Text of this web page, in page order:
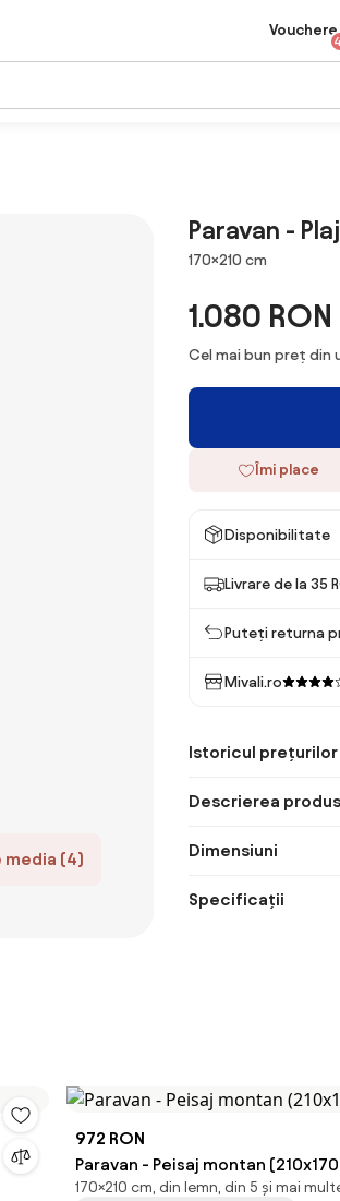
Vouchere
(4)
Paravan -
Dimensiuni
170×210 cm
1.080 RON
Cel mai bun preț din
Îmi place
Disponibilitate
Livrare de la 35
Puteți returna
Mivali.ro
Istoricul prețurilor
Descrierea
Dimensiuni
Specificații
972 RON
Paravan - Peisaj montan
170×210 cm, din lemn, din 5 și mai